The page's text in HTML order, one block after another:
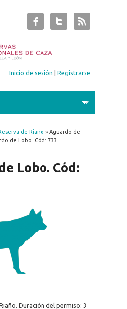
Inicio de sesión |Registrarse
usted aquí
de Riaño » Aguardo de
de Lobo. Cód: 733
Lobo. Cód:
Duración del permiso: 3